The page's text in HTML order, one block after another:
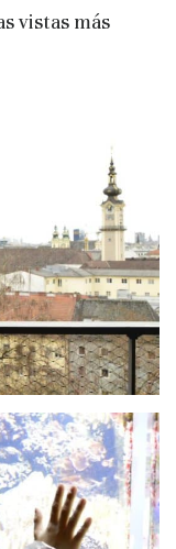
vistas más